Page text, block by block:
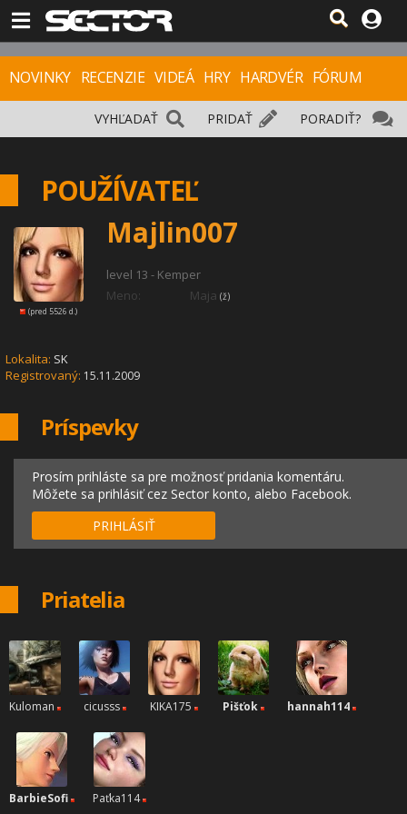
NOVINKY RECENZIE VIDEÁ HRY HARDVÉR FÓRUM
PORADIŤ?
PRIDAŤ
VYHĽADAŤ
POUŽÍVATEĽ
(pred 5526 d.)
Majlin007
level 13 - Kemper
Meno:
Maja (ž)
Lokalita: SK
Registrovaný: 15.11.2009
Príspevky
Prosím prihláste sa pre možnosť pridania komentáru.
Môžete sa prihlásiť cez Sector konto, alebo Facebook.
PRIHLÁSIŤ
Priatelia
Kuloman cicusss KIKA175 Pišťok hannah114
BarbieSofi Paťka114